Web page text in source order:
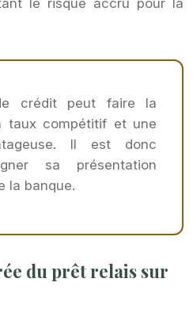
crédit peut faire la
taux compétitif et une
Il est donc
sa présentation
la banque.
du prêt relais sur